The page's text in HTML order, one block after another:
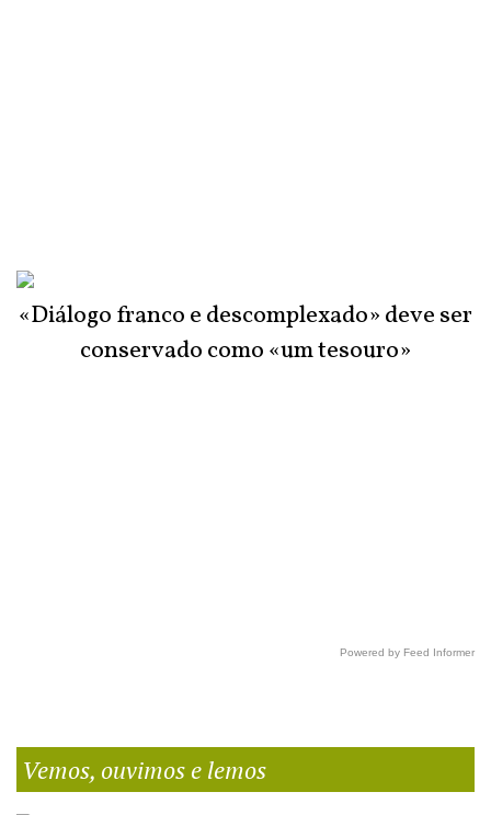
«Diálogo franco e descomplexado» deve ser
conservado como «um tesouro»
Powered by Feed Informer
Vemos, ouvimos e lemos